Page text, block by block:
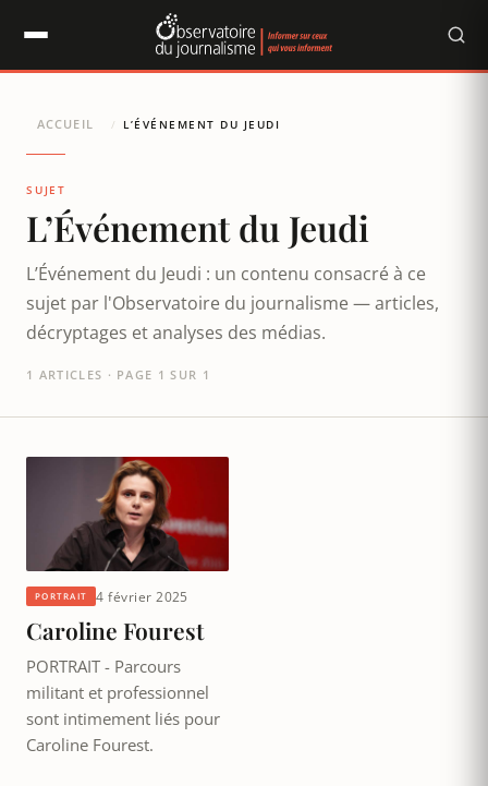
ACCUEIL / L’ÉVÉNEMENT DU JEUDI
SUJET
L’Événement du Jeudi
L’Événement du Jeudi : un contenu consacré à ce
sujet par l'Observatoire du journalisme — articles,
décryptages et analyses des médias.
1 ARTICLES · PAGE 1 SUR 1
PORTRAIT 4 février 2025
Caroline Fourest
PORTRAIT - Parcours
militant et professionnel
sont intimement liés pour
Caroline Fourest.
Panneau de gestion des cookies